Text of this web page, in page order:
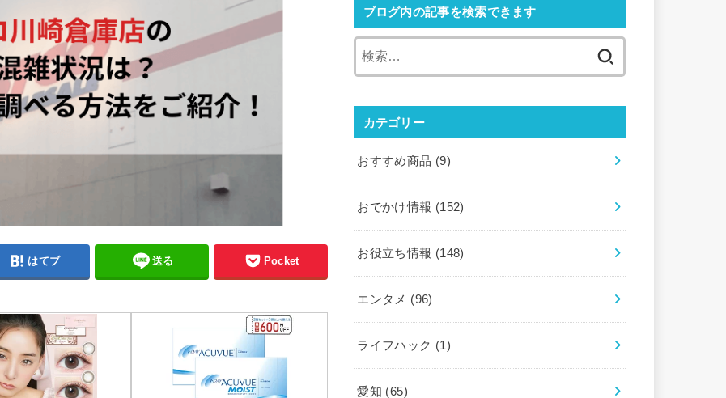
はてブ 送る Pocket
ブログ内の記事を検索できます
カテゴリー
おすすめ商品 (9)
おでかけ情報 (152)
お役立ち情報 (148)
エンタメ (96)
ライフハック (1)
愛知 (65)